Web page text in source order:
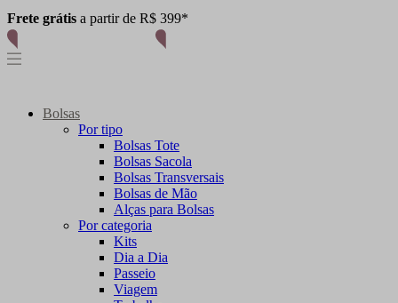
Fale conosco
Bolsas
Por tipo
Bolsas Tote
Bolsas Sacola
Bolsas Transversais
Bolsas de Mão
Alças para Bolsas
Por categoria
Kits
Dia a Dia
Passeio
Viagem